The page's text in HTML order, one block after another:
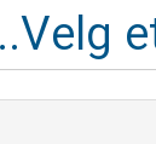
Velg